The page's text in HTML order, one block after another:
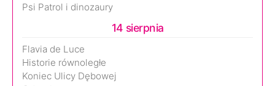
Psi Patrol i dinozaury
14 sierpnia
Flavia de Luce
Historie równoległe
Koniec Ulicy Dębowej